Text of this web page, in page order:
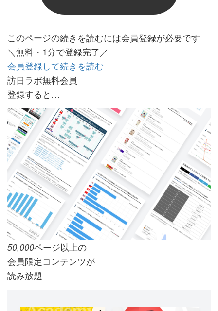
このページの続きを読むには会員登録が必要です
＼無料・1分で登録完了／
会員登録して続きを読む
訪日ラボ無料会員
登録すると…
50,000ページ以上の
会員限定コンテンツが
読み放題